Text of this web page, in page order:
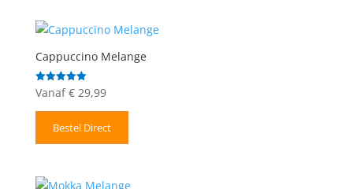
Cappuccino Melange
Gewaardeerd
5.00
Vanaf €29,99
Bestel Direct